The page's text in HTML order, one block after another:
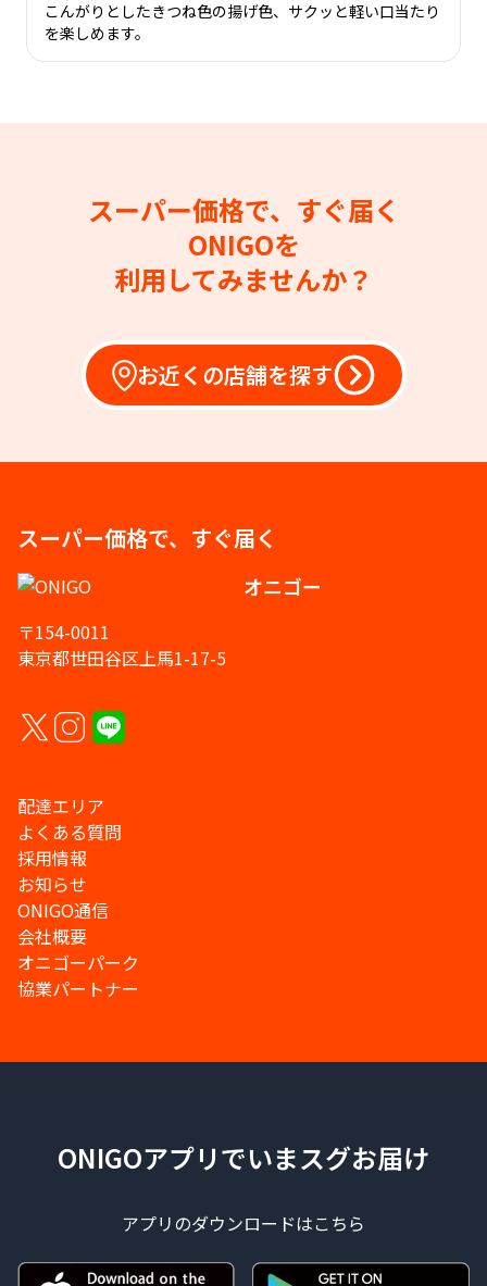
こんがりとしたきつね色の揚げ色、サクッと軽い口当たり
を楽しめます。
スーパー価格で、すぐ届く
ONIGOを
利用してみませんか？
お近くの店舗を探す
スーパー価格で、すぐ届く
オニゴー
〒154-0011
東京都世田谷区上馬1-17-5
配達エリア
よくある質問
採用情報
お知らせ
ONIGO通信
会社概要
オニゴーパーク
協業パートナー
ONIGOアプリでいまスグお届け
アプリのダウンロードはこちら